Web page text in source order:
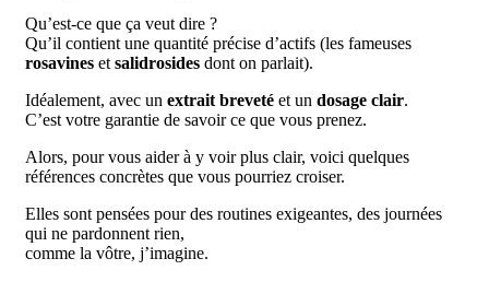
Qu’est-ce que ça veut dire ?
Qu’il contient une quantité précise d’actifs (les fameuses
rosavines et salidrosides dont on parlait).
Idéalement, avec un extrait breveté et un dosage clair.
C’est votre garantie de savoir ce que vous prenez.
Alors, pour vous aider à y voir plus clair, voici quelques
références concrètes que vous pourriez croiser.
Elles sont pensées pour des routines exigeantes, des journées
qui ne pardonnent rien,
comme la vôtre, j’imagine.